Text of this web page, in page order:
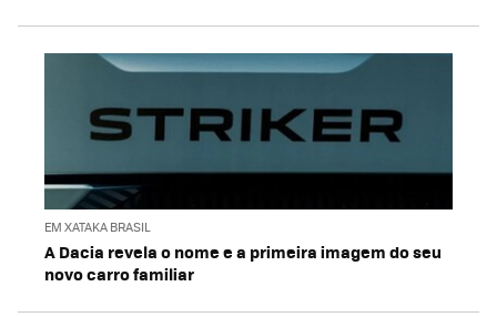
EM XATAKA BRASIL
A Dacia revela o nome e a primeira imagem do seu
novo carro familiar